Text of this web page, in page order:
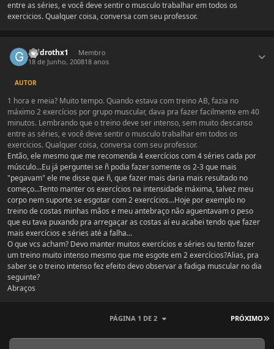
entre as séries, e você deve sentir o musculo trabalhar em todos os
exercicios. Qualquer coisa, conversa com seu professor.
galdrothx1
Membro
18 de Junho, 200818 anos
AUTOR
1 hora e meia? Muito tempo. Quando estava com treino AB, fazia no
máximo 2 exercícios por grupo muscular, dava pra fazer facilmente em 40
minutos. Lembrando que o treino deve ser intenso, sem muito descanso
entre as séries, e você deve sentir o musculo trabalhar em todos os
exercicios. Qualquer coisa, conversa com seu professor.
Então, ele mesmo que me recomenda 4 exercícios com 4 séries cada por
músculo...Eu já perguntei se ñ podia fazer somente os 2-3 que mais
"pegavam" ele me disse que ñ, que fazer mais daria mais resultado no
começo...Tento manter os exercícios na intensidade máxima, talvez meu
corpo nem suporte se esgotar com 2 exercícios...Hoje por exemplo no
treino de costas minhas mãos e meu antebraço não aguentavam o peso
que eu tava puxando pra arregaçar as costas aí eu acabei tendo que fazer
mais exercícios e séries até a falha...
O que vcs acham? Devo manter muitos exercícios e séries ou tento fazer
um treino muito intenso mesmo que me esgote em 2 exercícios?Alias, pra
saber se o treino intenso fez efeito devo observar a fadiga muscular no dia
seguinte?
Abraços
PRÓXIMO
PÁGINA 1 DE 2